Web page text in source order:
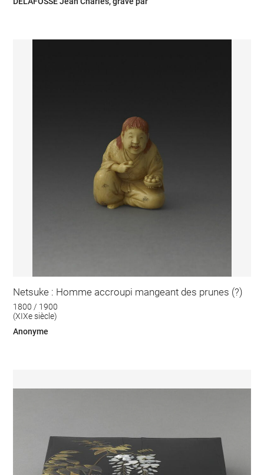
Netsuke : Homme accroupi mangeant des prunes (?)
1800 / 1900
(XIXe siècle)
Anonyme